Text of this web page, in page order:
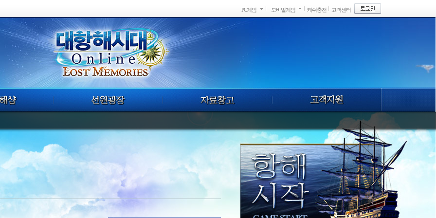
PC게임 모바일게임 캐쉬충전 고객센터